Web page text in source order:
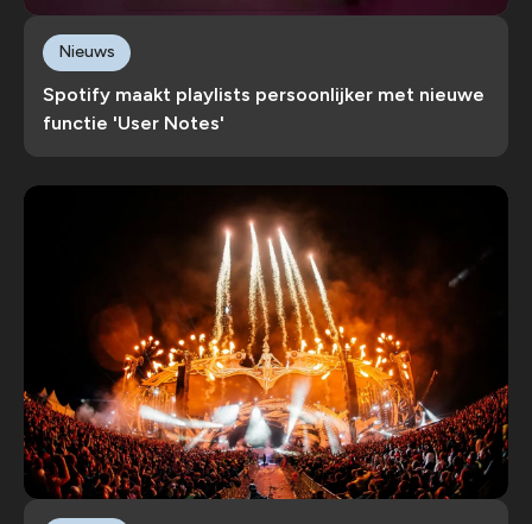
Spotify maakt playlists persoonlijker met nieuwe
functie 'User Notes'
Nieuws